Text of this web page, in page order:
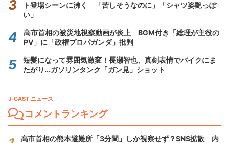
ト登場シーンに沸く 「苦しそうなのに」「シャツ姿艶っぽ
い」
高市首相の被災地視察動画が炎上 BGM付き「総理が主役の
PV」に「政権プロパガンダ」批判
短髪になって雰囲気激変！長瀬智也、真剣表情でバイクにま
たがり...ガソリンタンク「ガン見」ショット
J-CAST ニュース
コメントランキング
高市首相の熊本避難所「3分間」しか視察せず？SNS拡散 内